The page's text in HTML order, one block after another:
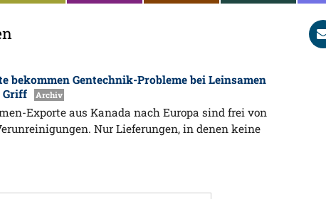
bekommen Gentechnik-Probleme bei Leinsamen
Griff
Archiv
Exporte aus Kanada nach Europa sind frei von
Nur Lieferungen, in denen keine